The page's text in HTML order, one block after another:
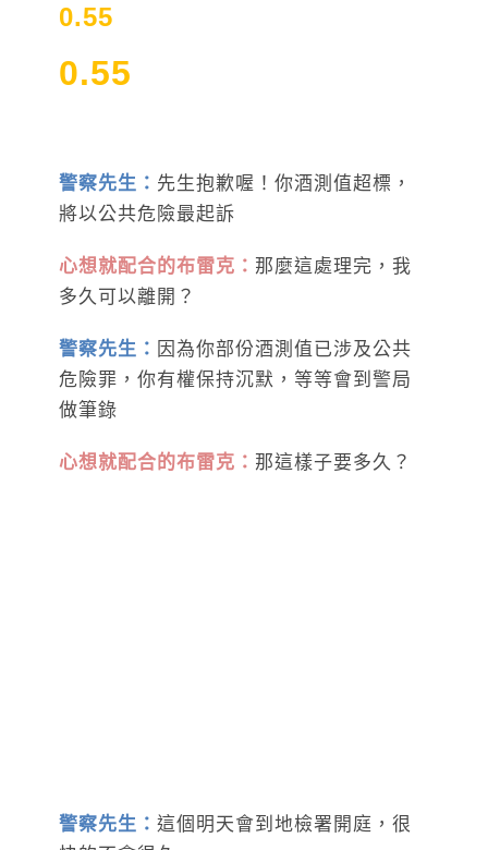
0.55
0.55
警察先生： 先生抱歉喔！你酒測值超標，
將以公共危險最起訴
心想就配合的布雷克： 那麼這處理完，我
多久可以離開？
警察先生： 因為你部份酒測值已涉及公共
危險罪，你有權保持沉默，等等會到警局
做筆錄
心想就配合的布雷克： 那這樣子要多久？
警察先生： 這個明天會到地檢署開庭，很